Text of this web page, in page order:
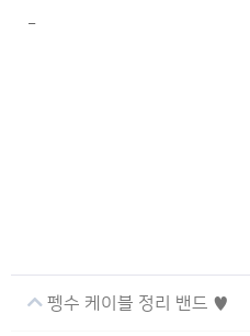
-
펭수 케이블 정리 밴드 ♥